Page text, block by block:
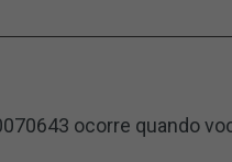
ocorre quando